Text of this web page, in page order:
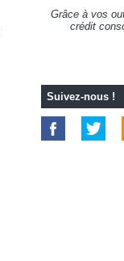
Grâce à vos
crédit
Suivez-nous !